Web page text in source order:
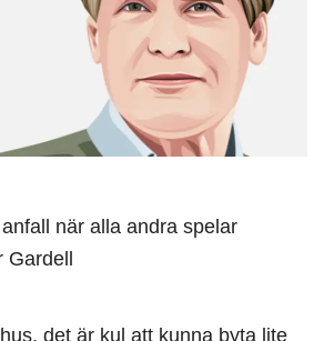
när alla andra spelar
Gardell
det är kul att kunna byta lite